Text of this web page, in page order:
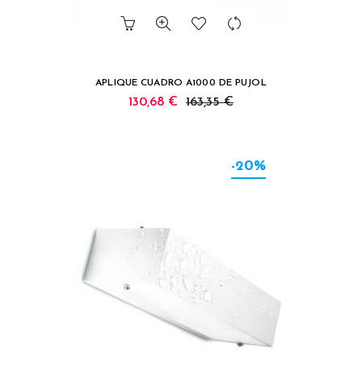
APLIQUE CUADRO A1000 DE PUJOL
130,68 € 163,35 €
-20%